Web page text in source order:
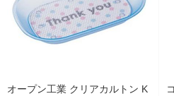
オープン工業 クリアカルトン K